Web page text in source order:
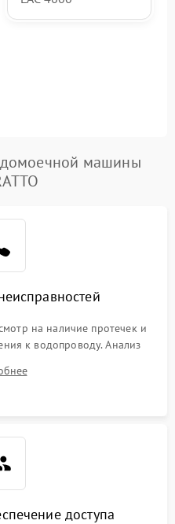
машины
на наличие протечек и
к водопроводу. Анализ
нагрева, вращения
системы защиты
доступа